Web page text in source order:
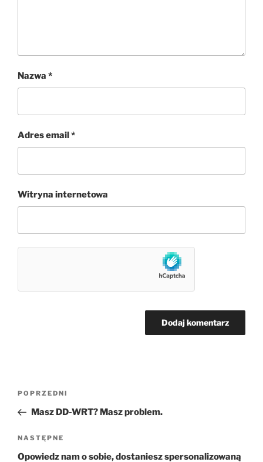
Nazwa *
Adres email*
Witryna internetowa
Nawigacja
Poprzedni
wpis
POPRZEDNI
Masz DD-WRT? Masz problem.
Następny
wpis
NASTĘPNE
Opowiedz nam o sobie, dostaniesz spersonalizowaną